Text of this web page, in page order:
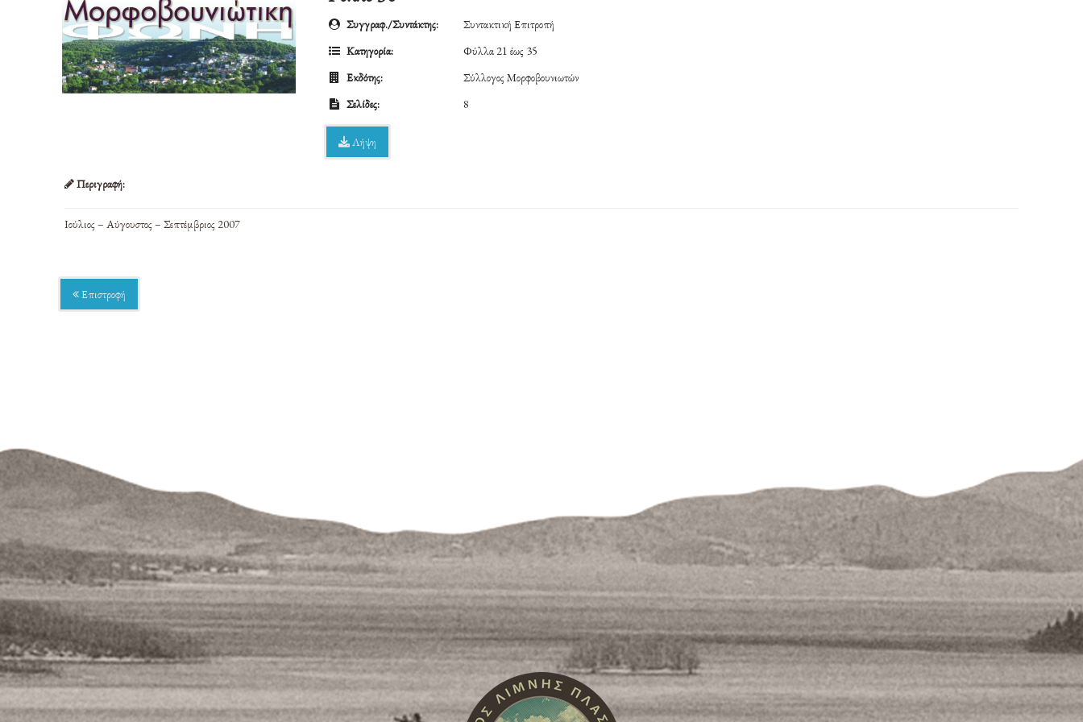
Συγγραφ./Συντάκτης:
Συντακτική Επιτροπή
Κατηγορία:
Φύλλα 21 έως 35
Εκδότης:
Σύλλογος Μορφοβουνιωτών
Σελίδες:
8
Λήψη
Περιγραφή:
Ιούλιος – Αύγουστος – Σεπτέμβριος 2007
Επιστροφή